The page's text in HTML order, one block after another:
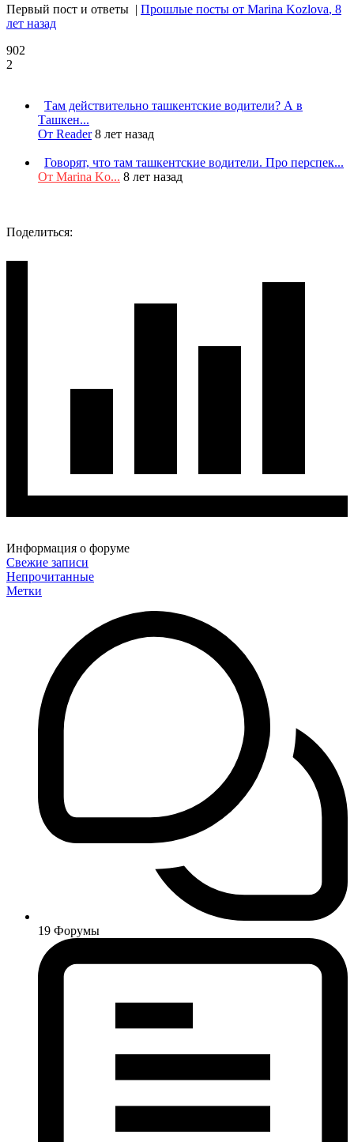
Первый пост и ответы | Прошлые посты от Marina Kozlova, 8
лет назад
902
2
Там действительно ташкентские водители? А в
Ташкен...
От Reader8 лет назад
Говорят, что там ташкентские водители. Про перспек...
От Marina Ko... 8 лет назад
Поделиться:
Информация о форуме
Свежие записи
Непрочитанные
Метки
19 Форумы